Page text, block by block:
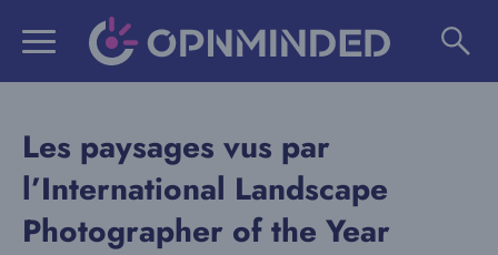
Les paysages vus par
l’International Landscape
Photographer of the Year